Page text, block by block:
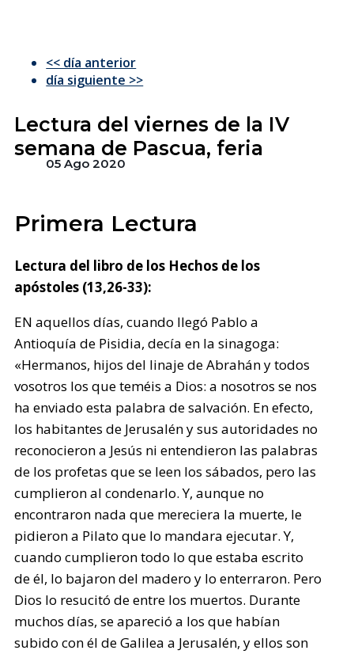
<< día anterior
día siguiente >>
Lectura del viernes de la IV
semana de Pascua, feria
05 Ago 2020
Primera Lectura
Lectura del libro de los Hechos de los
apóstoles (13,26-33):
EN aquellos días, cuando llegó Pablo a
Antioquía de Pisidia, decía en la sinagoga:
«Hermanos, hijos del linaje de Abrahán y todos
vosotros los que teméis a Dios: a nosotros se nos
ha enviado esta palabra de salvación. En efecto,
los habitantes de Jerusalén y sus autoridades no
reconocieron a Jesús ni entendieron las palabras
de los profetas que se leen los sábados, pero las
cumplieron al condenarlo. Y, aunque no
encontraron nada que mereciera la muerte, le
pidieron a Pilato que lo mandara ejecutar. Y,
cuando cumplieron todo lo que estaba escrito
de él, lo bajaron del madero y lo enterraron. Pero
Dios lo resucitó de entre los muertos. Durante
muchos días, se apareció a los que habían
subido con él de Galilea a Jerusalén, y ellos son